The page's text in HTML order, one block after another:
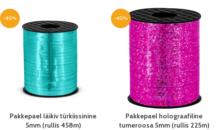
-40%
Pakkepael läikiv türkiissinine
5mm (rullis 458m)
-40%
Pakkepael holograafiline
tumeroosa 5mm (rullis 225m)